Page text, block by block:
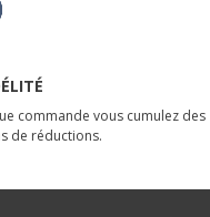
commande vous cumulez des
de réductions.